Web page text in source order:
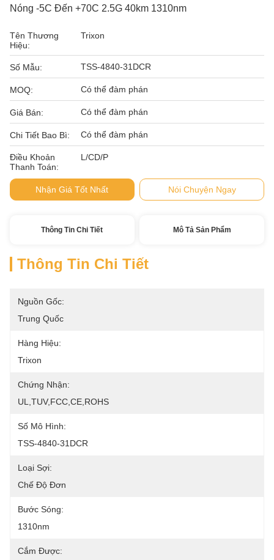
Nóng -5C Đến +70C 2.5G 40km 1310nm
Tên Thương
Hiệu:
Trixon
Số Mẫu: TSS-4840-31DCR
MOQ: Có thể đàm phán
Giá Bán: Có thể đàm phán
Chi Tiết Bao Bì: Có thể đàm phán
Điều Khoản
Thanh Toán:
L/CD/P
Nhận Giá Tốt Nhất Nói Chuyện Ngay
Thông Tin Chi Tiết Mô Tả Sản Phẩm
Thông Tin Chi Tiết
Nguồn Gốc:
Trung Quốc
Hàng Hiệu:
Trixon
Chứng Nhận:
UL,TUV,FCC,CE,ROHS
Số Mô Hình:
TSS-4840-31DCR
Loại Sợi:
Chế Độ Đơn
Bước Sóng:
1310nm
Cắm Được: